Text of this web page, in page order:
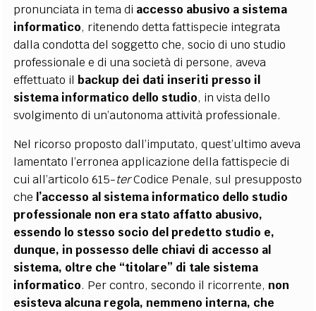
pronunciata in tema di accesso abusivo a sistema
informatico, ritenendo detta fattispecie integrata
dalla condotta del soggetto che, socio di uno studio
professionale e di una società di persone, aveva
effettuato ilbackup dei dati inseriti presso il
sistema informatico dello studio, in vista dello
svolgimento di un’autonoma attività professionale.
Nel ricorso proposto dall’imputato, quest’ultimo aveva
lamentato l’erronea applicazione della fattispecie di
cui all’articolo 615-terCodice Penale, sul presupposto
che l’accesso al sistema informatico dello studio
professionale non era stato affatto abusivo,
essendo lo stesso socio del predetto studio e,
dunque, in possesso delle chiavi di accesso al
sistema, oltre che “titolare” di tale sistema
informatico. Per contro, secondo il ricorrente, non
esisteva alcuna regola, nemmeno interna, che